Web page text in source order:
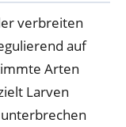
verbreiten
auf
Arten
Larven